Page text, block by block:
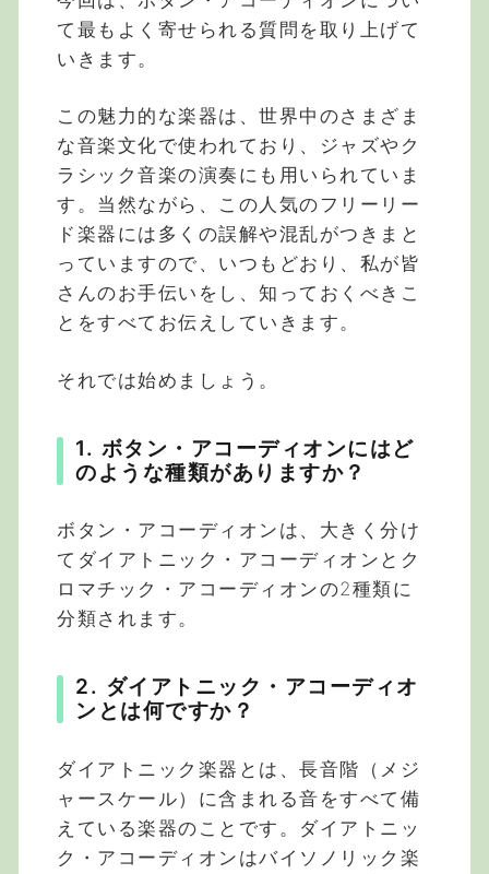
て最もよく寄せられる質問を取り上げて
いきます。
この魅力的な楽器は、世界中のさまざま
な音楽文化で使われており、ジャズやク
ラシック音楽の演奏にも用いられていま
す。当然ながら、この人気のフリーリー
ド楽器には多くの誤解や混乱がつきまと
っていますので、いつもどおり、私が皆
さんのお手伝いをし、知っておくべきこ
とをすべてお伝えしていきます。
それでは始めましょう。
1. ボタン・アコーディオンにはど
のような種類がありますか？
ボタン・アコーディオンは、大きく分け
てダイアトニック・アコーディオンとク
ロマチック・アコーディオンの2種類に
分類されます。
2. ダイアトニック・アコーディオ
ンとは何ですか？
ダイアトニック楽器とは、長音階（メジ
ャースケール）に含まれる音をすべて備
えている楽器のことです。ダイアトニッ
ク・アコーディオンはバイソノリック楽